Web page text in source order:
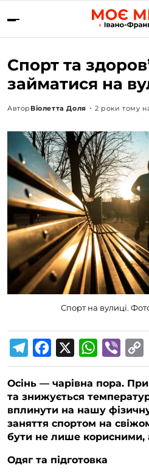
Спорт та
займатися на
Автор Віолетта Доля 2 роки тому
Спорт на вулиці.
e
l
e
g
r
a
a
c
e
b
o
o
W
h
a
t
s
A
p
i
b
e
r
o
y
L
i
Осінь — чарівна пора.
та знижується
вплинути на нашу
заняття спортом на
бути не лише
Одяг та підготовка